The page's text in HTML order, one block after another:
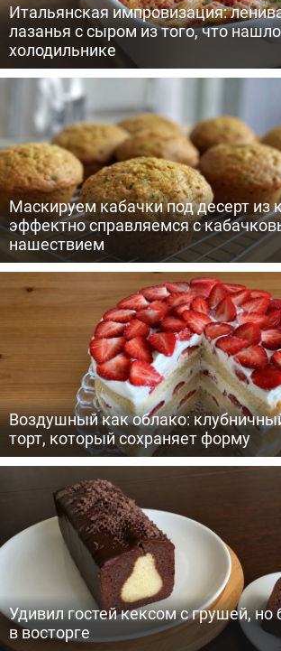
Итальянская импровизация:
лазанья с сыром из того, что
холодильнике
Маскируем кабачки под десерт из
эффектно справляемся с
нашествием
Воздушный как облако:
торт, который сохраняет форму
Удивил гостей кексом с грушей, но
в восторге